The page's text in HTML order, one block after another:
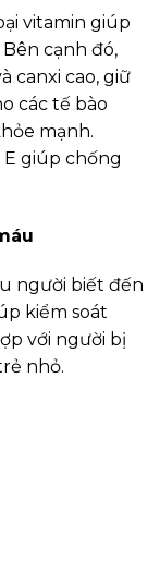
vitamin giúp
cạnh đó,
canxi cao, giữ
các tế bào
mạnh.
E giúp chống
người biết đến
kiểm soát
với người bị
nhỏ.